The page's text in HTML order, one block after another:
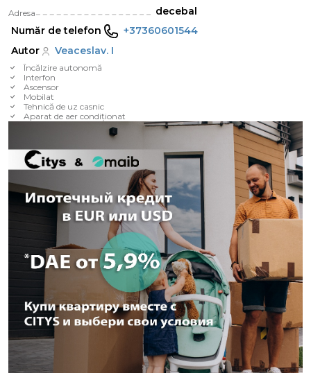
Adresa
decebal
Număr de telefon
+37360601544
Autor
Veaceslav. I
Încălzire autonomă
Interfon
Ascensor
Mobilat
Tehnică de uz casnic
Aparat de aer condiționat